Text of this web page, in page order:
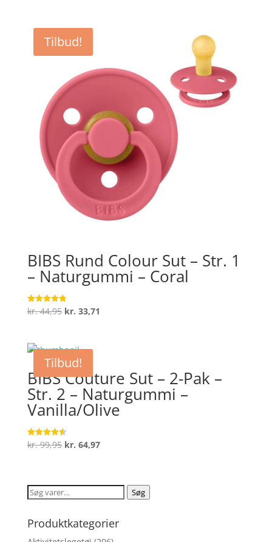
var:
kr. 79,95.
Tilbud!
BIBS Rund Colour Sut – Str. 1
– Naturgummi – Coral
Vurderet
4.8
kr.44,95 Den
var:
kr. 44,95.
kr. 33,71
Tilbud!
BIBS Couture Sut – 2-Pak –
Str. 2 – Naturgummi –
Vanilla/Olive
Vurderet
4.6
kr.99,95 Den
var:
kr. 99,95.
kr. 64,97Den
er:
kr. 64,97.
Søg
Søg
Produktkategorier